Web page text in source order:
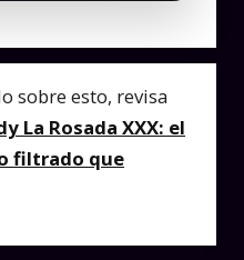
sobre esto, revisa
La Rosada XXX: el
filtrado que